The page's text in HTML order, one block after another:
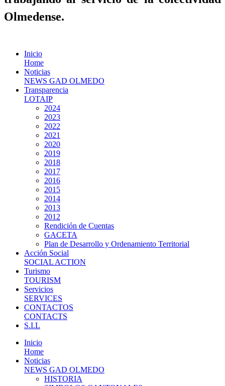
Olmedense.
Inicio
Home
Noticias
NEWS GAD OLMEDO
Transparencia
LOTAIP
2024
2023
2022
2021
2020
2019
2018
2017
2016
2015
2014
2013
2012
Rendición de Cuentas
GACETA
Plan de Desarrollo y Ordenamiento Territorial
Acción Social
SOCIAL ACTION
Turismo
TOURISM
Servicios
SERVICES
CONTACTOS
CONTACTS
S.I.L
Inicio
Home
Noticias
NEWS GAD OLMEDO
HISTORIA